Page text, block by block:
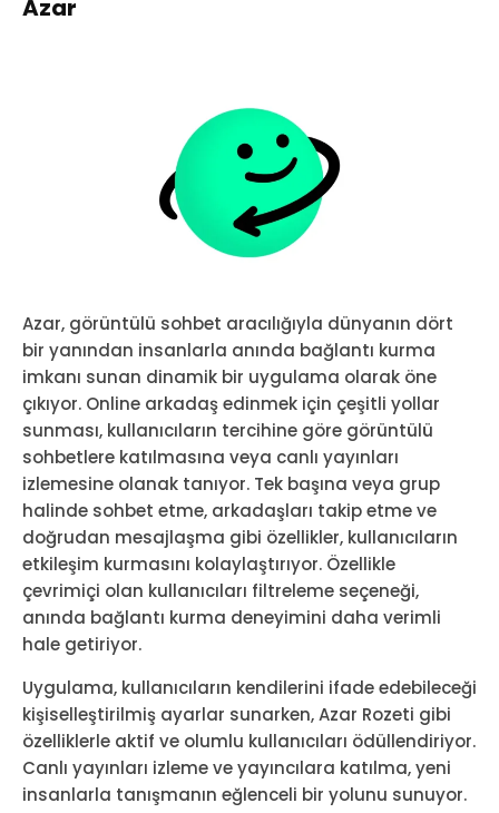
Azar
Azar, görüntülü sohbet aracılığıyla dünyanın dört
bir yanından insanlarla anında bağlantı kurma
imkanı sunan dinamik bir uygulama olarak öne
çıkıyor. Online arkadaş edinmek için çeşitli yollar
sunması, kullanıcıların tercihine göre görüntülü
sohbetlere katılmasına veya canlı yayınları
izlemesine olanak tanıyor. Tek başına veya grup
halinde sohbet etme, arkadaşları takip etme ve
doğrudan mesajlaşma gibi özellikler, kullanıcıların
etkileşim kurmasını kolaylaştırıyor. Özellikle
çevrimiçi olan kullanıcıları filtreleme seçeneği,
anında bağlantı kurma deneyimini daha verimli
hale getiriyor.
Uygulama, kullanıcıların kendilerini ifade edebileceği
kişiselleştirilmiş ayarlar sunarken, Azar Rozeti gibi
özelliklerle aktif ve olumlu kullanıcıları ödüllendiriyor.
Canlı yayınları izleme ve yayıncılara katılma, yeni
insanlarla tanışmanın eğlenceli bir yolunu sunuyor.